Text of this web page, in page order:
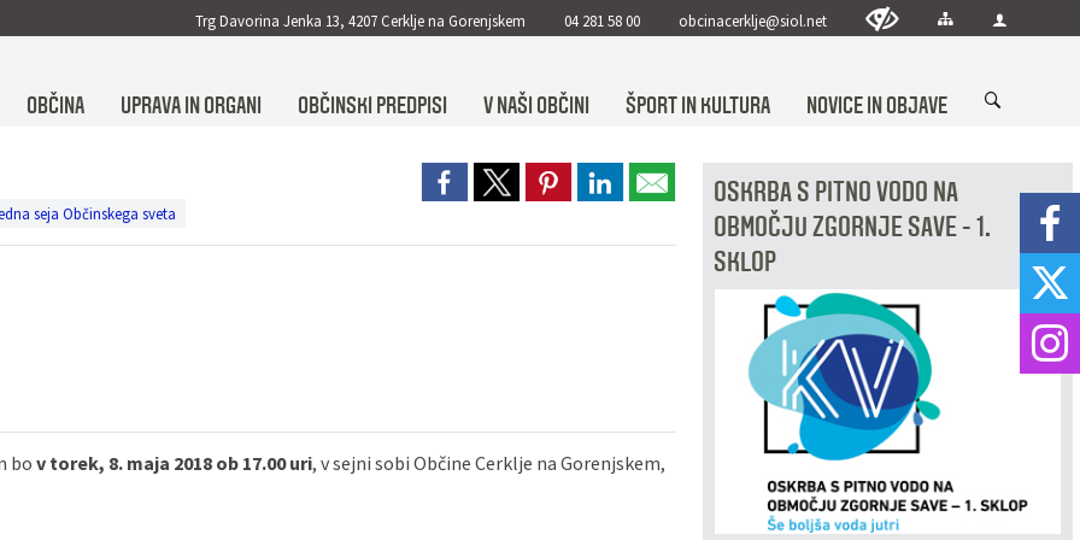
Trg Davorina Jenka 13, 4207 Cerklje na Gorenjskem 04 281 58 00 obcinacerklje@siol.net
OBČINA UPRAVA IN ORGANI OBČINSKI PREDPISI V NAŠI OBČINI ŠPORT IN KULTURA NOVICE IN OBJAVE
seja Občinskega sveta
bov torek, 8. maja 2018 ob 17.00 uri, v sejni sobi Občine Cerklje na Gorenjskem,
OSKRBA S PITNO VODO NA
OBMOČJU ZGORNJE SAVE - 1.
SKLOP